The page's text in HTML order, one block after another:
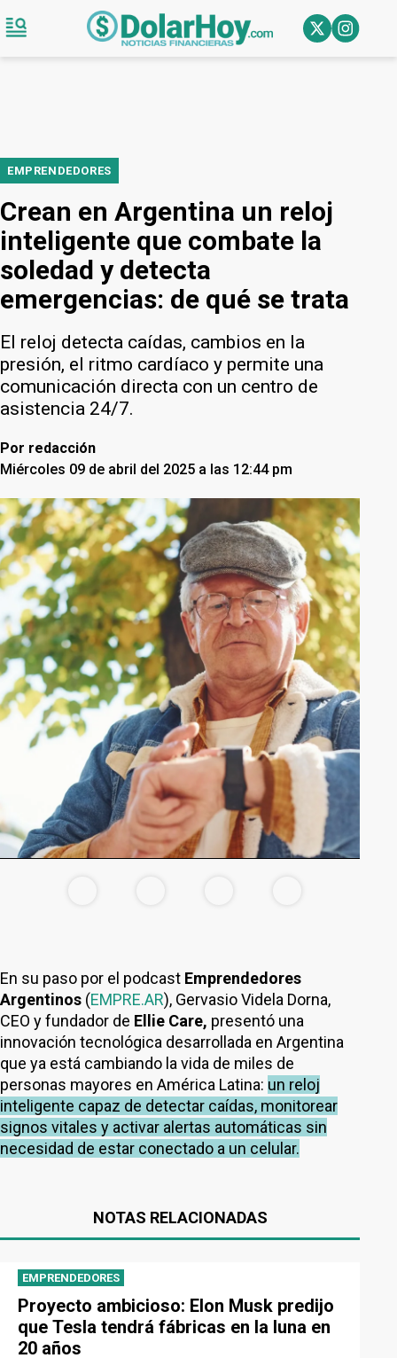
EMPRENDEDORES
Crean en Argentina un reloj
inteligente que combate la
soledad y detecta
emergencias: de qué se trata
El reloj detecta caídas, cambios en la
presión, el ritmo cardíaco y permite una
comunicación directa con un centro de
asistencia 24/7.
Por redacción
Miércoles 09 de abril del 2025 a las 12:44 pm
En su paso por el podcast Emprendedores
Argentinos (EMPRE.AR), Gervasio Videla Dorna,
CEO y fundador de Ellie Care, presentó una
innovación tecnológica desarrollada en Argentina
que ya está cambiando la vida de miles de
personas mayores en América Latina: un reloj
inteligente capaz de detectar caídas, monitorear
signos vitales y activar alertas automáticas sin
necesidad de estar conectado a un celular.
NOTAS RELACIONADAS
EMPRENDEDORES
Proyecto ambicioso: Elon Musk predijo
que Tesla tendrá fábricas en la luna en
20 años